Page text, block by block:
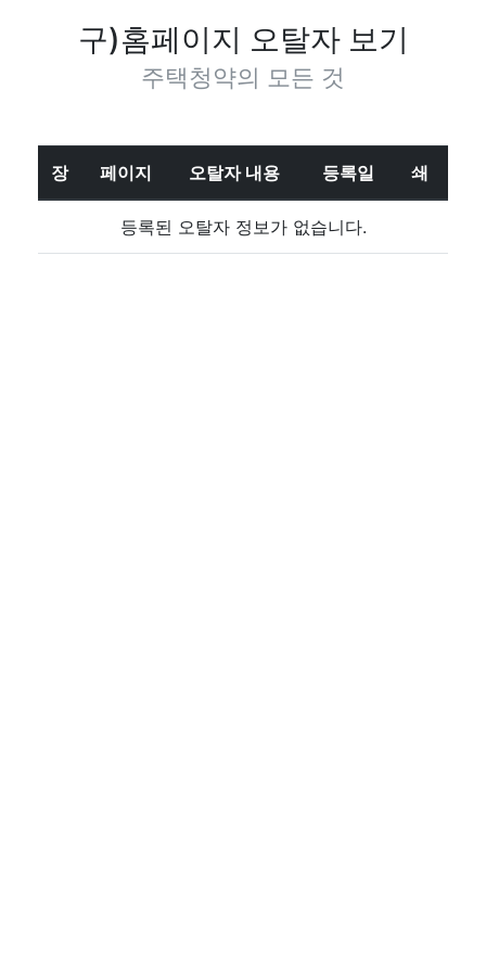
구)홈페이지 오탈자 보기
주택청약의 모든 것
장 페이지 오탈자 내용 등록일 쇄
등록된 오탈자 정보가 없습니다.